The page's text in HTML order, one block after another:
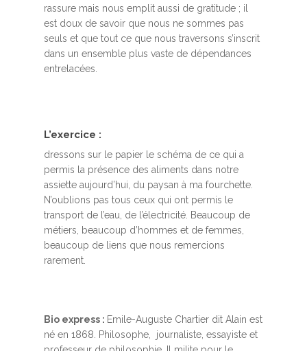
rassure mais nous emplit aussi de gratitude ; il
est doux de savoir que nous ne sommes pas
seuls et que tout ce que nous traversons s’inscrit
dans un ensemble plus vaste de dépendances
entrelacées.
L’exercice :
dressons sur le papier le schéma de ce qui a
permis la présence des aliments dans notre
assiette aujourd’hui, du paysan à ma fourchette.
N’oublions pas tous ceux qui ont permis le
transport de l’eau, de l’électricité. Beaucoup de
métiers, beaucoup d’hommes et de femmes,
beaucoup de liens que nous remercions
rarement.
Bio express : Emile-Auguste Chartier dit Alain est
né en 1868. Philosophe, journaliste, essayiste et